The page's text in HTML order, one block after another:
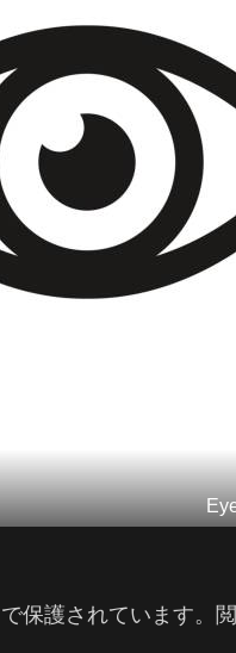
保護されています。